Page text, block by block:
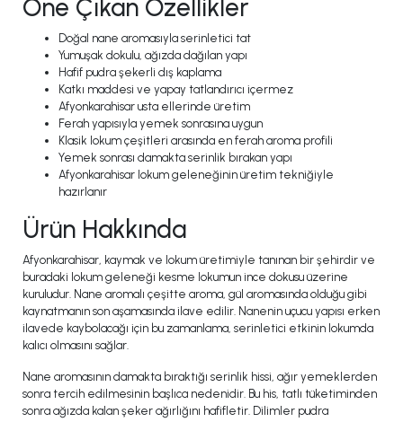
Öne Çıkan Özellikler
Doğal nane aromasıyla serinletici tat
Yumuşak dokulu, ağızda dağılan yapı
Hafif pudra şekerli dış kaplama
Katkı maddesi ve yapay tatlandırıcı içermez
Afyonkarahisar usta ellerinde üretim
Ferah yapısıyla yemek sonrasına uygun
Klasik lokum çeşitleri arasında en ferah aroma profili
Yemek sonrası damakta serinlik bırakan yapı
Afyonkarahisar lokum geleneğinin üretim tekniğiyle
hazırlanır
Ürün Hakkında
Afyonkarahisar, kaymak ve lokum üretimiyle tanınan bir şehirdir ve
buradaki lokum geleneği kesme lokumun ince dokusu üzerine
kuruludur. Nane aromalı çeşitte aroma, gül aromasında olduğu gibi
kaynatmanın son aşamasında ilave edilir. Nanenin uçucu yapısı erken
ilavede kaybolacağı için bu zamanlama, serinletici etkinin lokumda
kalıcı olmasını sağlar.
Nane aromasının damakta bıraktığı serinlik hissi, ağır yemeklerden
sonra tercih edilmesinin başlıca nedenidir. Bu his, tatlı tüketiminden
sonra ağızda kalan şeker ağırlığını hafifletir. Dilimler pudra